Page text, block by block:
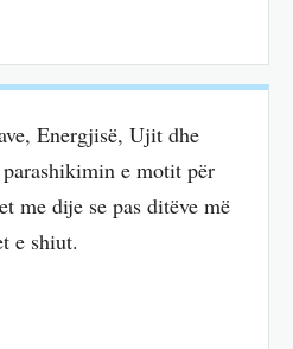
Energjisë, Ujit dhe
e motit për
me dije se pas ditëve më
e shiut.